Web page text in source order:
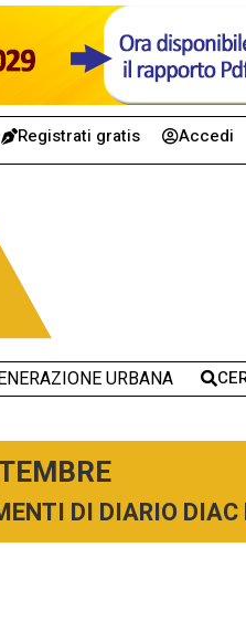
Registrati gratis Accedi
URBANA
DI DIARIO DIAC